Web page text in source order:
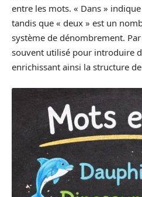
entre les mots. « Dans »
tandis que « deux » est un
système de dénombrement.
souvent utilisé pour introduire
enrichissant ainsi la structure